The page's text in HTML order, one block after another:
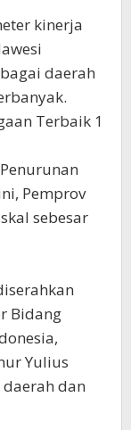
kinerja
daerah
Terbaik 1
Pemprov
sebesar
Bidang
Yulius
dan